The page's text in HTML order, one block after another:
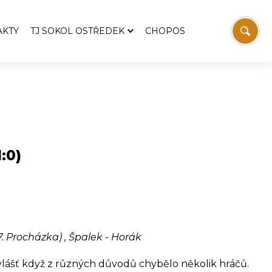
TJ SOKOL OSTŘEDEK
Ke stažení
Kontakt
CHOPOS
Procházka) , Špalek - Horák
když z různých důvodů chybělo několik hráčů.